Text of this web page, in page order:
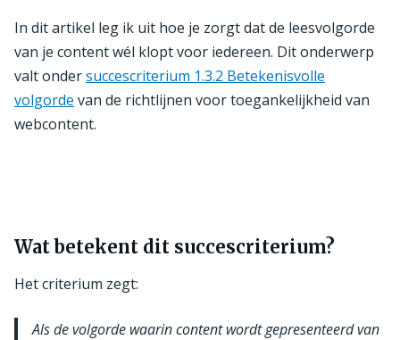
In dit artikel leg ik uit hoe je zorgt dat de leesvolgorde
van je content wél klopt voor iedereen. Dit onderwerp
valt ondersuccescriterium 1.3.2 Betekenisvolle
volgorde van de richtlijnen voor toegankelijkheid van
webcontent.
Wat betekent dit succescriterium?
Het criterium zegt:
Als de volgorde waarin content wordt gepresenteerd van